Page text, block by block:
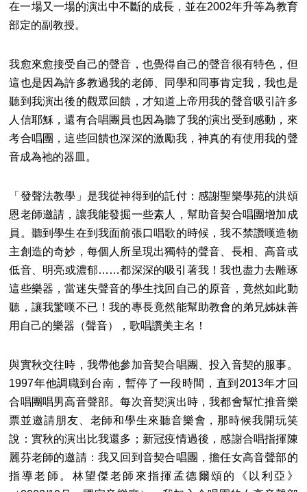
在一場又一場的演出中不斷的成長，並在2002年升等為教育
部定的副教授。
我愈來愈接受自己的聲音，也覺得自己的聲音很有特色，但
這也是因為許多教過我的老師、同學和同事肯定我，我也是
聽到我演出後的觀眾回饋，才知道上帝用我的聲音吸引許多
人信耶穌，還有合唱團員也因為聽了我的演出受到感動，來
考合唱團，這些回饋也深深的激勵我，神真的有使用我的聲
音成為祂的器皿。
「發聲法教學」是我從神得到的託付：感謝聖樂學苑的洪頌
恩老師邀請，讓我能發掘一些素人，幫助音契合唱團增加成
員。聽到學生在到我面前張口唱歌的時候，我不禁讚嘆造物
主創造的奇妙，每個人所呈現出獨特的聲音、長相、高音或
低音、明亮或濃郁……都深深的吸引著我！我也盡力去雕琢
這些樂器，當迷失聲音的學生找回自己的原音，竟然如此動
聽，讓我驚嘆不已！我的專長竟然能幫助教會的弟兄姊妹善
用自己的樂器（聲音），歌唱讚美主名！
與實秋交往時，我帶他參加音契合唱團、投入音契的服事。
1997年他調職到台南，暫停了一段時間，直到2013年才回
合唱團唱男高音聲部。每次音契演出時，我都會幫忙推音樂
票並邀請朋友、老師和學生來聽音樂會，那時候我開玩笑
說：實秋的演出比我還多；新冠疫情過後，感謝合唱指揮陳
麗芬老師的邀請：我又回到音契合唱團，擔任女高音聲部的
指導老師。林望傑老師來指揮孟德爾頌的《以利亞》